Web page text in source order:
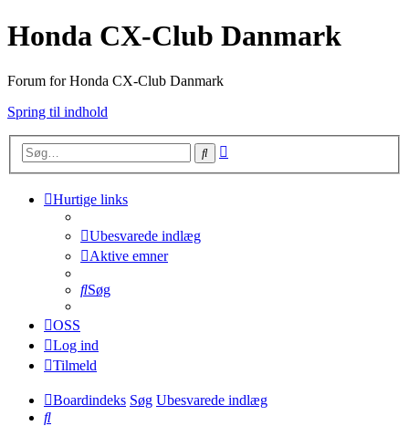
Honda CX-Club Danmark
Forum for Honda CX-Club Danmark
Spring til indhold
Søg
Hurtige links
Ubesvarede indlæg
Aktive emner
Søg
OSS
Log ind
Tilmeld
Boardindeks Søg Ubesvarede indlæg
Søg